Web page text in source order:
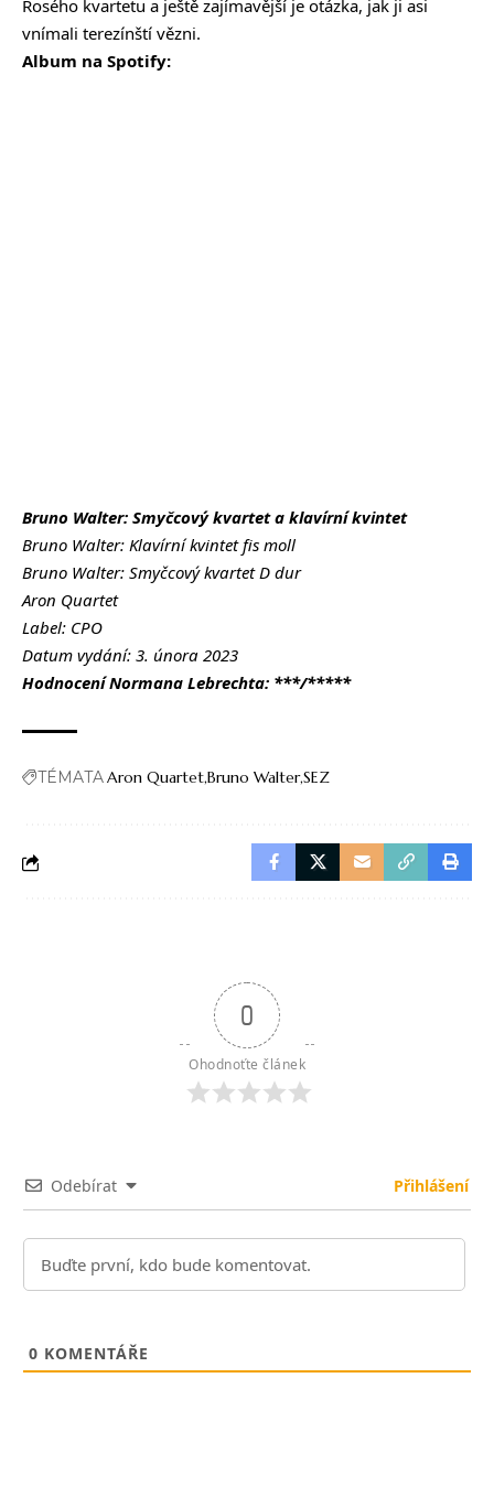
Rosého kvartetu a ještě zajímavější je otázka, jak ji asi
vnímali terezínští vězni.
Album na Spotify:
Bruno Walter: Smyčcový kvartet a klavírní kvintet
Bruno Walter: Klavírní kvintet fis moll
Bruno Walter: Smyčcový kvartet D dur
Aron Quartet
Label: CPO
Datum vydání: 3. února 2023
Hodnocení Normana Lebrechta: ***/*****
TÉMATAAron QuartetBruno WalterSEZ
0
Ohodnoťte článek
Odebírat Přihlášení
0 KOMENTÁŘE